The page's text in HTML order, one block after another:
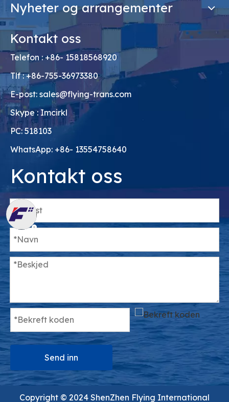
Nyheter og arrangementer
Kontakt oss
Telefon : +86- 15818568920
Tlf : +86-755-36973380
E-post: sales@flying-trans.com
Skype : Imcirkl
PC: 518103
WhatsApp: +86- 13554758640
Kontakt oss
Send inn
Copyright ©️ 2024 ShenZhen Flying International